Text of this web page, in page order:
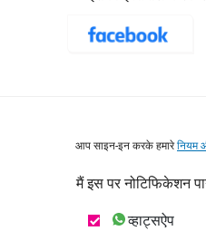
आप साइन-इन करके हमारेनियम
मैं इस पर नोटिफिकेशन
व्हाट्सऐप